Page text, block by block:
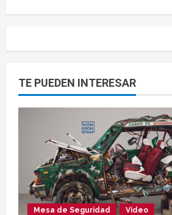
TE PUEDEN INTERESAR
Mesa de Seguridad Video